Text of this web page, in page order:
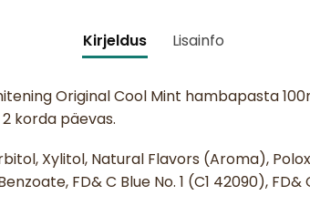
Kirjeldus Lisainfo
Original Cool Mint hambapasta
korda päevas.
Xylitol, Natural Flavors (Aroma),
FD& C Blue No. 1 (C1 42090), FD&